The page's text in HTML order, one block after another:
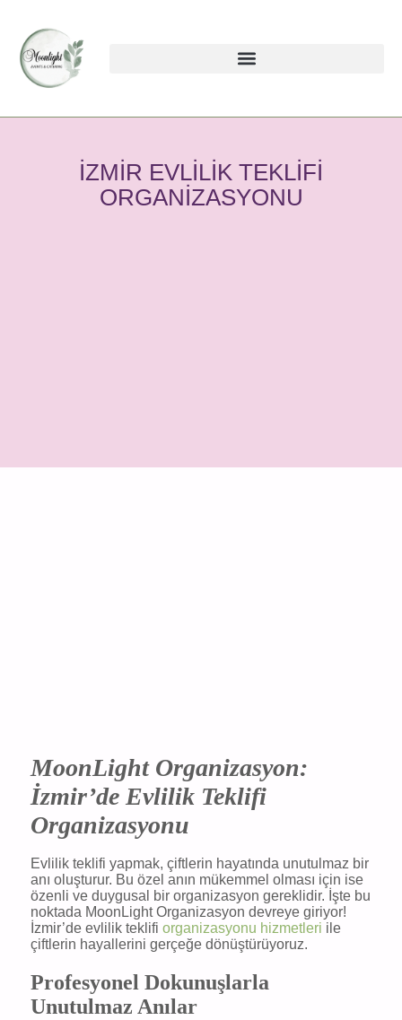
İZMIR EVLILIK TEKLIFI
ORGANIZASYONU
MoonLight Organizasyon:
İzmir’de Evlilik Teklifi
Organizasyonu
Evlilik teklifi yapmak, çiftlerin hayatında unutulmaz bir
anı oluşturur. Bu özel anın mükemmel olması için ise
özenli ve duygusal bir organizasyon gereklidir. İşte bu
noktada MoonLight Organizasyon devreye giriyor!
İzmir’de evlilik teklifi organizasyonu hizmetleri ile
çiftlerin hayallerini gerçeğe dönüştürüyoruz.
Profesyonel Dokunuşlarla
Unutulmaz Anılar